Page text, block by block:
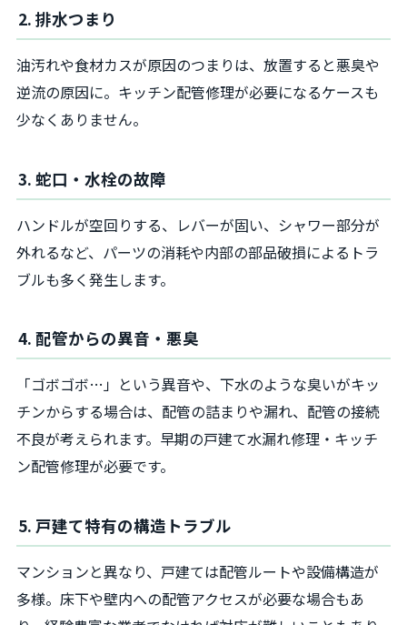
2. 排水つまり
油汚れや食材カスが原因のつまりは、放置すると悪臭や
逆流の原因に。キッチン配管修理が必要になるケースも
少なくありません。
3. 蛇口・水栓の故障
ハンドルが空回りする、レバーが固い、シャワー部分が
外れるなど、パーツの消耗や内部の部品破損によるトラ
ブルも多く発生します。
4. 配管からの異音・悪臭
「ゴボゴボ…」という異音や、下水のような臭いがキッ
チンからする場合は、配管の詰まりや漏れ、配管の接続
不良が考えられます。早期の戸建て水漏れ修理・キッチ
ン配管修理が必要です。
5. 戸建て特有の構造トラブル
マンションと異なり、戸建ては配管ルートや設備構造が
多様。床下や壁内への配管アクセスが必要な場合もあ